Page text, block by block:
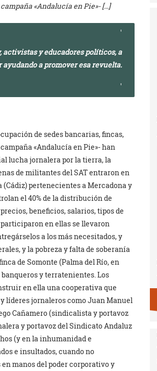
«Andalucía en Pie»- […]
activistas y educadores políticos, a
a promover esa revuelta.
de sedes bancarias, fincas,
«Andalucía en Pie»- han
lucha jornalera por la tierra, la
de militantes del SAT entraron en
pertenecientes a Mercadona y
el 40% de la distribución de
beneficios, salarios, tipos de
en ellas se llevaron
a los más necesitados, y
y la pobreza y falta de soberanía
de Somonte (Palma del Río, en
y terratenientes. Los
en ella una cooperativa que
líderes jornaleros como Juan Manuel
Cañamero (sindicalista y portavoz
y portavoz del Sindicato Andaluz
(y en la inhumanidad e
e insultados, cuando no
manos del poder corporativo y